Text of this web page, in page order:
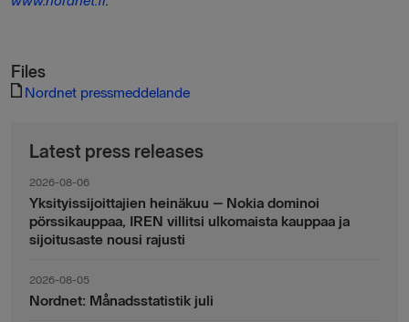
Files
Nordnet pressmeddelande
Latest press releases
2026-08-06
Yksityissijoittajien heinäkuu – Nokia dominoi
pörssikauppaa, IREN villitsi ulkomaista kauppaa ja
sijoitusaste nousi rajusti
2026-08-05
Nordnet: Månadsstatistik juli